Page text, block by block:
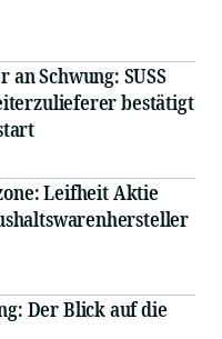
an Schwung: SUSS
bestätigt
Leifheit Aktie
Der Blick auf die